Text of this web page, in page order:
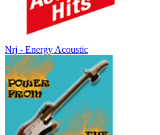
Nrj - Energy Acoustic